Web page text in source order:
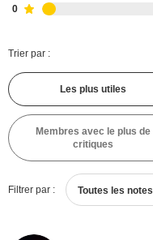
0
Trier par :
Les plus utiles
Membres avec le plus de
critiques
Filtrer par : Toutes les notes